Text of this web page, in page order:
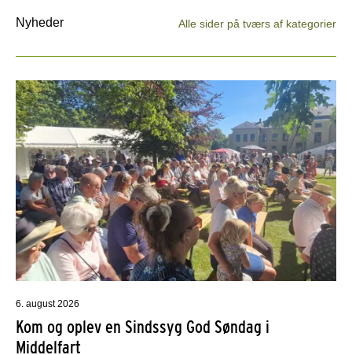
Nyheder Alle sider på tværs af kategorier
6. august 2026
Kom og oplev en Sindssyg God Søndag i
Middelfart